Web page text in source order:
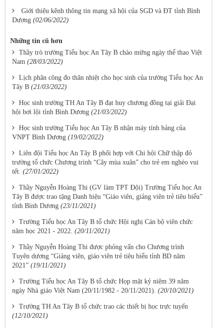
Giới thiệu kênh thông tin mạng xã hội của SGD và ĐT tỉnh Bình
Dương (02/06/2022)
Những tin cũ hơn
Thầy trò trường Tiểu học An Tây B chào mừng ngày thể thao Việt
Nam (28/03/2022)
Lịch phân công đo thân nhiệt cho học sinh của trường Tiểu học An
Tây B (21/03/2022)
Học sinh trường TH An Tây B đạt huy chương đồng tại giải Đại
hội bơi lội tỉnh Bình Dương (21/03/2022)
Học sinh trường Tiểu học An Tây B nhận máy tính bảng của
VNPT Bình Dương (19/02/2022)
Liên đội Tiểu học An Tây B phối hợp với Chi hội Chữ thập đỏ
trường tổ chức Chương trình “Cây mùa xuân” cho trẻ em nghèo vui
tết. (27/01/2022)
Thầy Nguyễn Hoàng Thi (GV làm TPT Đội) Trường Tiểu học An
Tây B được trao tặng Danh hiệu “Giáo viên, giảng viên trẻ tiêu biểu”
tỉnh Bình Dương (23/11/2021)
Trường Tiểu học An Tây B tổ chức Hội nghị Cán bộ viên chức
năm học 2021 - 2022. (20/11/2021)
Thầy Nguyễn Hoàng Thi được phỏng vấn cho Chương trình
Tuyên dương “Giảng viên, giáo viên trẻ tiêu biểu tỉnh BD năm
2021” (19/11/2021)
Trường Tiểu học An Tây B tổ chức Họp mặt kỷ niệm 39 năm
ngày Nhà giáo Việt Nam (20/11/1982 - 20/11/2021). (20/10/2021)
Trường TH An Tây B tổ chức trao các thiết bị học trực tuyến
(12/10/2021)